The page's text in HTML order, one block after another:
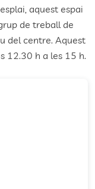
aquest espai
de treball de
del centre. Aquest
12.30 h a les 15 h.